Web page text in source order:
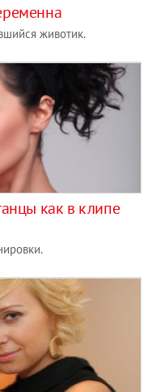
животик.
как в клипе